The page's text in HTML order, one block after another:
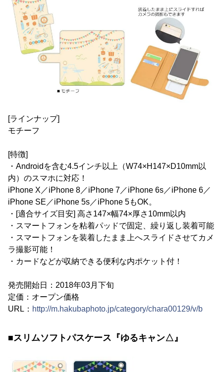
[ラインナップ]
モチーフ
[特徴]
・Androidを含む4.5インチ以上（W74×H147×D10mm以
内）のスマホに対応！
iPhone X／iPhone 8／iPhone 7／iPhone 6s／iPhone 6／
iPhone SE／iPhone 5s／iPhone 5もOK。
・[適合サイズ目安] 高さ147×幅74×厚さ10mm以内
・スマートフォンを粘着パッドで固定、繰り返し装着可能
・スマートフォンを装着したまま上へスライドさせてカメ
ラ撮影可能！
・カードなどが収納できる便利な内ポケット付！
発売開始日：2018年03月下旬
定価：オープン価格
URL： http://m.hakubaphoto.jp/category/chara00129/v/b
■スリムソフトパスケース『ゆるキャン△』